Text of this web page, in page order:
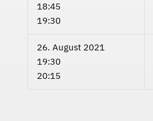
18:45
19:30
26. August 2021
19:30
20:15